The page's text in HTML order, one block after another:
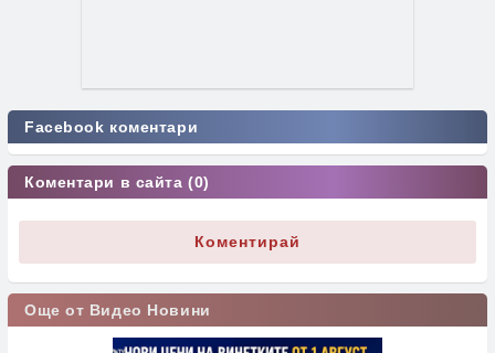
Facebook коментари
Коментари в сайта (0)
Коментирай
Още от Видео Новини